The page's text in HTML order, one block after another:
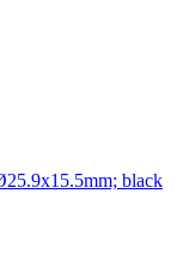
black